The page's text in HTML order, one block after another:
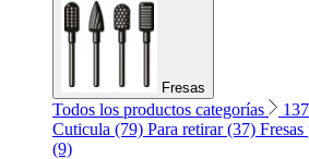
Fresas
Todos los productos categorías
137
Cuticula (79) Para retirar (37)
(9)